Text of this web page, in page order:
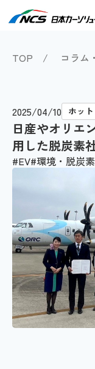
TOP コラム
2025/04/10 ホッ
日産やオリエ
用した脱炭素
EV 環境・脱炭素